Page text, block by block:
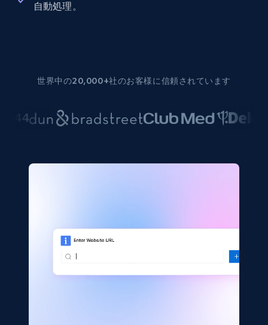
自動処理。
世界中の20,000+社のお客様に信頼されています